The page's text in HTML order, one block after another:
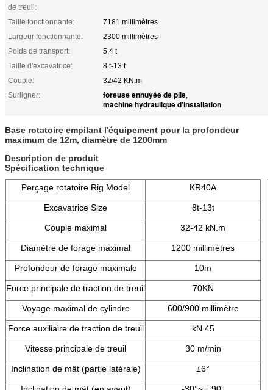
de treuil:
Taille fonctionnante:
7181 millimètres
Largeur fonctionnante:
2300 millimètres
Poids de transport:
5,4 t
Taille d'excavatrice:
8 t-13 t
Couple:
32/42 KN.m
Surligner:
foreuse ennuyée de pile,
machine hydraulique d'installation
Base rotatoire empilant l'équipement pour la profondeur
maximum de 12m, diamètre de 1200mm
Description de produit
Spécification technique
Perçage rotatoire Rig Model
KR40A
Excavatrice Size 8t-13t
Couple maximal 32-42 kN.m
Diamètre de forage maximal 1200 millimètres
Profondeur de forage maximale 10m
Force principale de traction de treuil 70KN
Voyage maximal de cylindre 600/900 millimètre
Force auxiliaire de traction de treuil kN 45
Vitesse principale de treuil 30 m/min
Inclination de mât (partie latérale) ±6°